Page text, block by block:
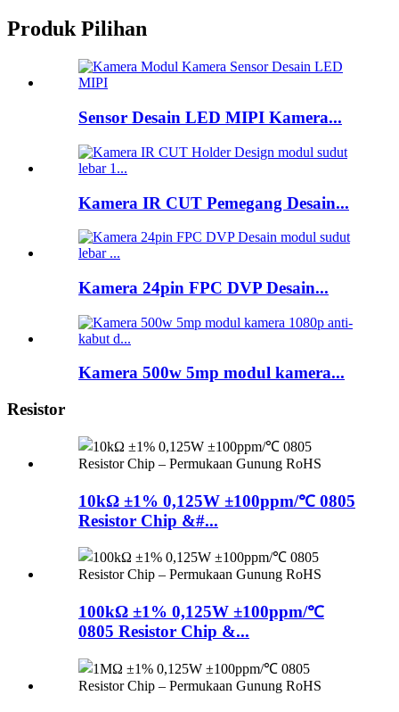
Produk Pilihan
Sensor Desain LED MIPI Kamera...
Kamera IR CUT Pemegang Desain...
Kamera 24pin FPC DVP Desain...
Kamera 500w 5mp modul kamera...
Resistor
10kΩ ±1% 0,125W ±100ppm/℃ 0805
Resistor Chip &#...
100kΩ ±1% 0,125W ±100ppm/℃
0805 Resistor Chip &...